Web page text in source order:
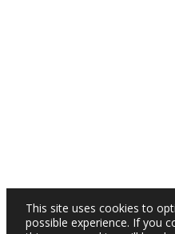
This site uses cookies to
possible experience. If you